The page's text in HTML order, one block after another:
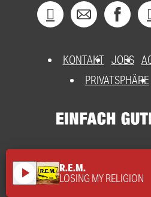
KONTAKT JOBS
PRIVATSPHÄRE
play_arrow R.E.M.
LOSING MY RELIGION